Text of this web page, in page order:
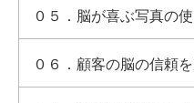
０ ５．脳が喜ぶ写真の
０ ６．顧客の脳の信頼